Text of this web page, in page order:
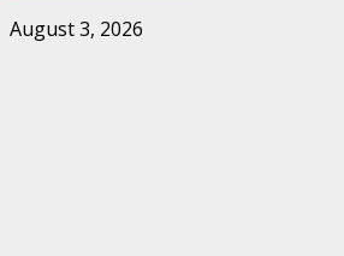
August 3, 2026